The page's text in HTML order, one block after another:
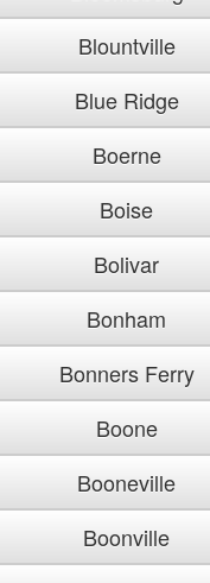
Blountville
Blue Ridge
Boerne
Boise
Bolivar
Bonham
Bonners Ferry
Boone
Booneville
Boonville